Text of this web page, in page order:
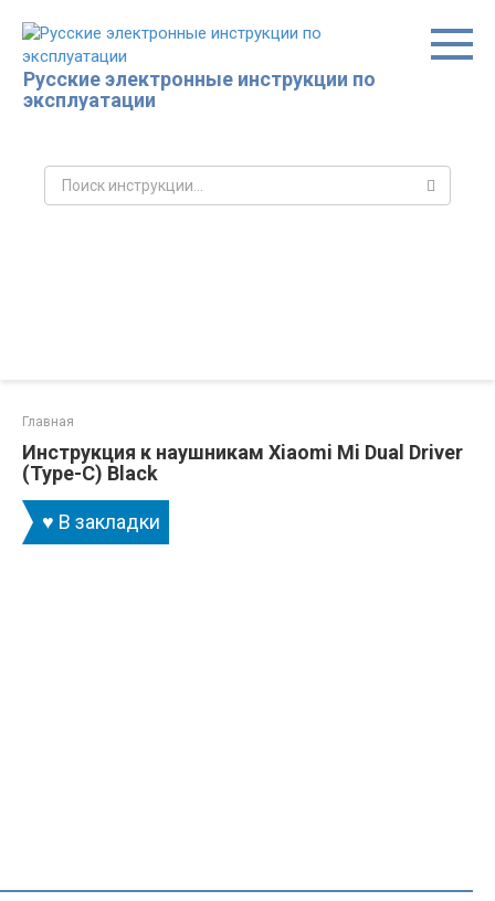
контенту
Русские электронные инструкции по
эксплуатации
Поиск:
Главная
Инструкция к наушникам Xiaomi Mi Dual Driver
(Type-C) Black
♥ В закладки